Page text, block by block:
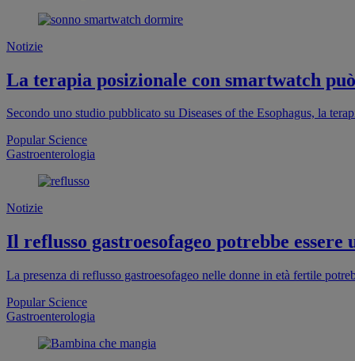
Notizie
La terapia posizionale con smartwatch
Secondo uno studio pubblicato su Diseases of the Esophagus, la
Popular Science
Gastroenterologia
Notizie
Il reflusso gastroesofageo potrebbe
La presenza di reflusso gastroesofageo nelle donne in età fertile
Popular Science
Gastroenterologia